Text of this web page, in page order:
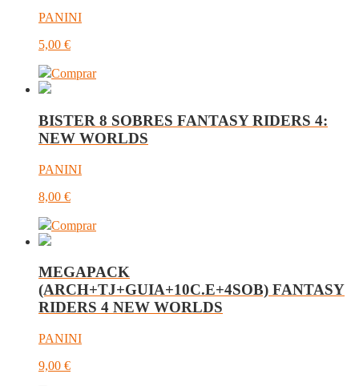
PANINI
5,00 €
Comprar
BISTER 8 SOBRES FANTASY RIDERS 4:
NEW WORLDS
PANINI
8,00 €
Comprar
MEGAPACK
(ARCH+TJ+GUIA+10C.E+4SOB) FANTASY
RIDERS 4 NEW WORLDS
PANINI
9,00 €